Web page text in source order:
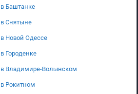
Баштанке
Снятыне
Новой Одессе
Городенке
Владимире-Волынском
Рокитном